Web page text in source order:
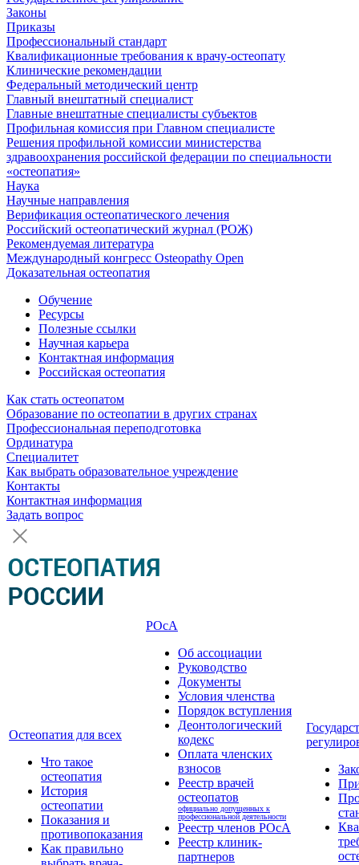
Законы
Приказы
Профессиональный стандарт
Квалификационные требования к врачу-остеопату
Клинические рекомендации
Федеральный методический центр
Главный внештатный специалист
Главные внештатные специалисты субъектов
Профильная комиссия при Главном специалисте
Решения профильной комиссии министерства
здравоохранения российской федерации по специальности
«остеопатия»
Наука
Научные направления
Верификация остеопатического лечения
Российский остеопатический журнал (РОЖ)
Рекомендуемая литература
Международный конгресс Osteopathy Open
Доказательная остеопатия
Обучение
Ресурсы
Полезные ссылки
Научная карьера
Контактная информация
Российская остеопатия
Как стать остеопатом
Образование по остеопатии в других странах
Профессиональная переподготовка
Ординатура
Специалитет
Как выбрать образовательное учреждение
Контакты
Контактная информация
Задать вопрос
Остеопатия для всех
Что такое
остеопатия
История
остеопатии
Показания и
противопоказания
Как правильно
РОсА
Об ассоциации
Руководство
Документы
Условия членства
Порядок вступления
Деонтологический
кодекс
Оплата членских
взносов
Реестр врачей
остеопатов
официально допущенных к
профессиональной деятельности
Реестр членов РОсА
Реестр клиник-
партнеров